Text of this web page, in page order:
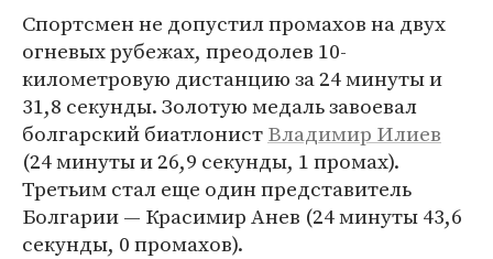
Спортсмен не допустил промахов на двух
огневых рубежах, преодолев 10-
километровую дистанцию за 24 минуты и
31,8 секунды. Золотую медаль завоевал
болгарский биатлонистВладимир Илиев
(24 минуты и 26,9 секунды, 1 промах).
Третьим стал еще один представитель
Болгарии — Красимир Анев (24 минуты 43,6
секунды, 0 промахов).